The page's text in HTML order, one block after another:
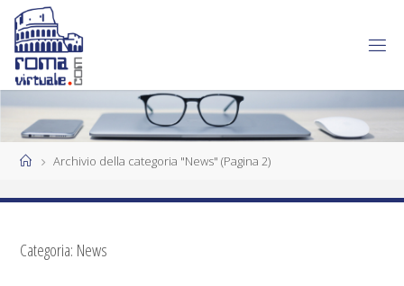
Archivio della categoria "News" (Pagina 2)
Categoria: News